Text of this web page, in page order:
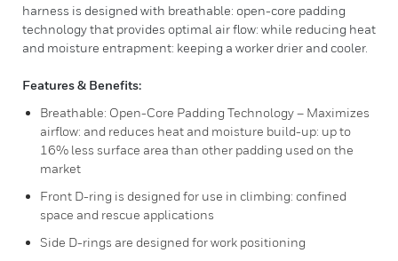
harness is designed with breathable: open-core padding
technology that provides optimal air flow: while reducing heat
and moisture entrapment: keeping a worker drier and cooler.
Features & Benefits:
Breathable: Open-Core Padding Technology – Maximizes
airflow: and reduces heat and moisture build-up: up to
16% less surface area than other padding used on the
market
Front D-ring is designed for use in climbing: confined
space and rescue applications
Side D-rings are designed for work positioning